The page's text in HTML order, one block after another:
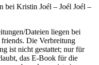
bei Kristin Joél – Joél Joél –
Dateien liegen bei
Die Verbreitung
ist nicht gestattet; nur für
das E-Book für die